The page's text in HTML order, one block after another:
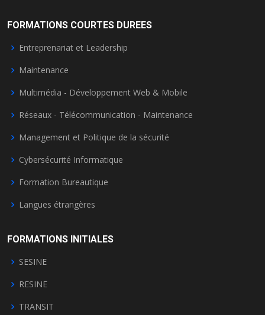
FORMATIONS COURTES DUREES
Entreprenariat et Leadership
Maintenance
Multimédia - Développement Web & Mobile
Réseaux - Télécommunication - Maintenance
Management et Politique de la sécurité
Cybersécurité Informatique
Formation Bureautique
Langues étrangères
FORMATIONS INITIALES
SESINE
RESINE
TRANSIT